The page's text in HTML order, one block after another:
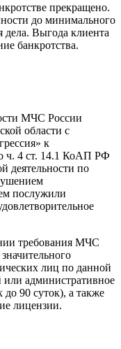
прекращено.
до минимального
дела. Выгода клиента
банкротства.
МЧС России
области с
к
ч. 4 ст. 14.1 КоАП РФ
деятельности по
послужили
требования МЧС
лиц по данной
или административное
до 90 суток), а также
лицензии.